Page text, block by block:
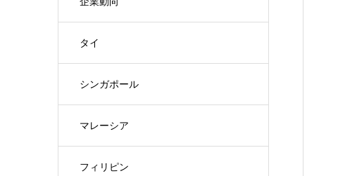
タイ
シンガポール
マレーシア
フィリピン